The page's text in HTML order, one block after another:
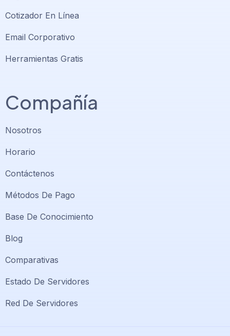
Cotizador En Línea
Email Corporativo
Herramientas Gratis
Compañía
Nosotros
Horario
Contáctenos
Métodos De Pago
Base De Conocimiento
Blog
Comparativas
Estado De Servidores
Red De Servidores
💬 ¿En qué podemos ayudarte?
🇺🇸